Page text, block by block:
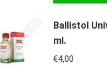
Ballistol
ml.
€4,00